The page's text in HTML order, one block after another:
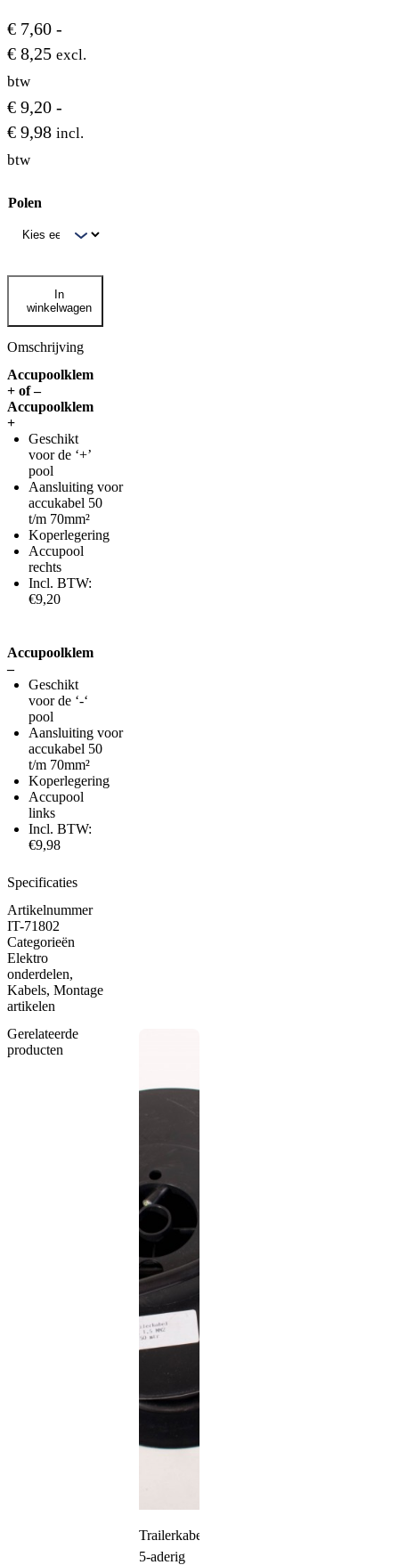
€ 7,60 -
€ 8,25Prijsklasse:
tot
€ 8,25
excl.
btw
€ 9,20 -
€ 9,98Prijsklasse:
incl.
btw
Polen
Accupoolklem
In
winkelwagen
Omschrijving
Accupoolklem
+ of –
Accupoolklem
+
Geschikt
voor de ‘+’
pool
Aansluiting voor
accukabel 50
t/m 70mm²
Koperlegering
Accupool
rechts
Incl. BTW:
€9,20
Accupoolklem
–
Geschikt
voor de ‘-‘
pool
Aansluiting voor
accukabel 50
t/m 70mm²
Koperlegering
Accupool
links
Incl. BTW:
€9,98
Specificaties
Artikelnummer
IT-71802
Categorieën
Elektro
onderdelen,
Kabels, Montage
artikelen
Gerelateerde
producten
Trailerkabel
5-aderig